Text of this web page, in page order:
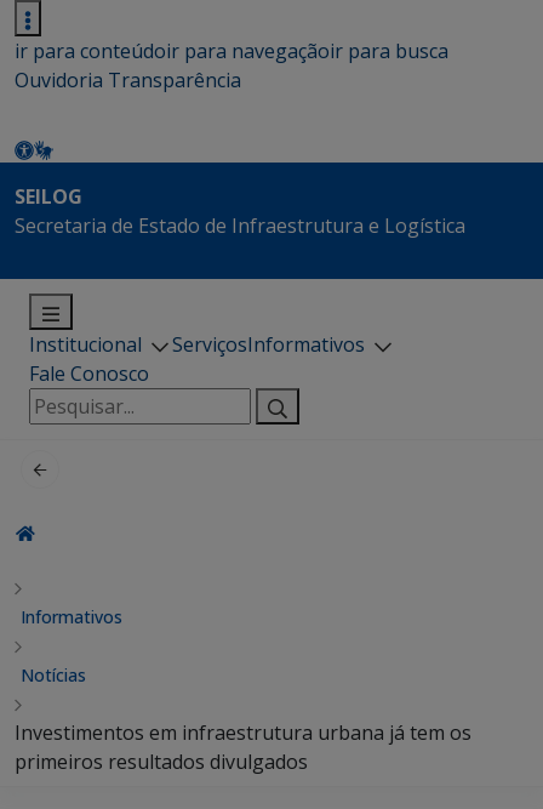
ir para conteúdoir para navegaçãoir para busca
Ouvidoria Transparência
SEILOG
Secretaria de Estado de Infraestrutura e Logística
Institucional ServiçosInformativos
Fale Conosco
Pesquisar
por:
Informativos
Notícias
Investimentos em infraestrutura urbana já tem os
primeiros resultados divulgados